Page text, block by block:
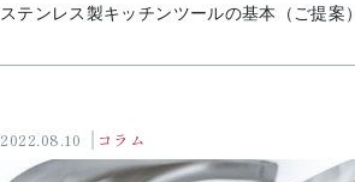
ステンレス製キッチンツールの基本（ご提案）
2022.08.10 コラム